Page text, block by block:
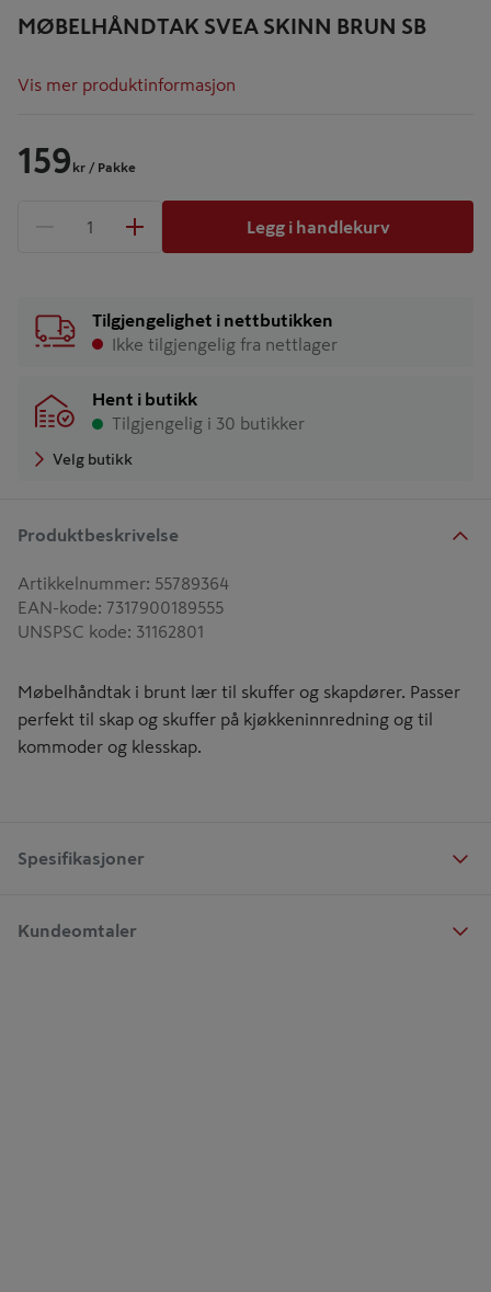
MØBELHÅNDTAK SVEA SKINN BRUN SB
Vis mer produktinformasjon
159 kr / Pakke
1 produkter
Legg i handlekurv
Tilgjengelighet i nettbutikken
Ikke tilgjengelig fra nettlager
Hent i butikk
Tilgjengelig i 30 butikker
Velg butikk
Produktbeskrivelse
Artikkelnummer: 55789364
EAN-kode: 7317900189555
UNSPSC kode: 31162801
Møbelhåndtak i brunt lær til skuffer og skapdører. Passer
perfekt til skap og skuffer på kjøkkeninnredning og til
kommoder og klesskap.
Spesifikasjoner
Kundeomtaler